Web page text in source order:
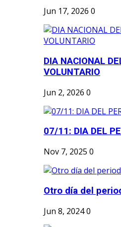
Jun 17, 2026 0
DIA NACIONAL
VOLUNTARIO
Jun 2, 2026 0
07/11: DIA DEL
Nov 7, 2025 0
Otro día del
Jun 8, 20240